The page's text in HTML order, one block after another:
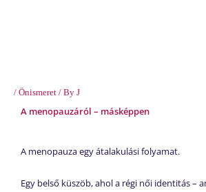
/ Önismeret/ By J
A menopauzáról – másképpen
A menopauza egy átalakulási folyamat.
Egy belső küszöb, ahol a régi női identitás –